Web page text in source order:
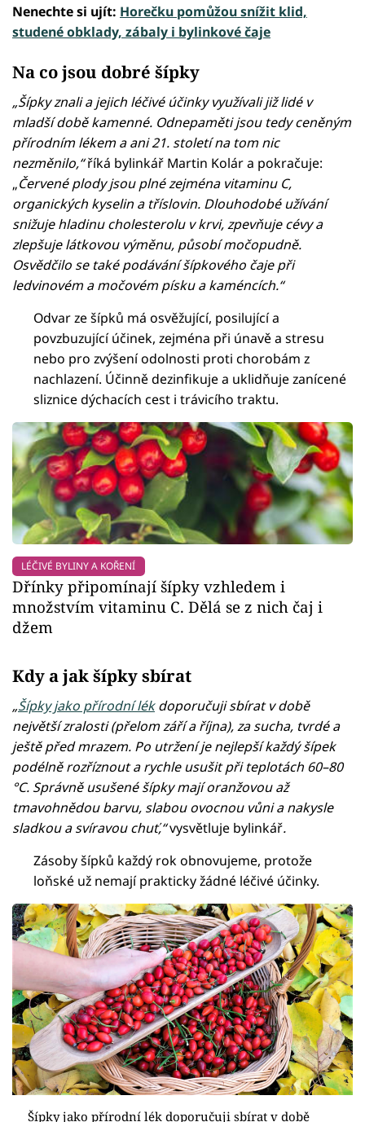
Nenechte si ujít: Horečku pomůžou snížit klid,
studené obklady, zábaly i bylinkové čaje
Na co jsou dobré šípky
„Šípky znali a jejich léčivé účinky využívali již lidé v
mladší době kamenné. Odnepaměti jsou tedy ceněným
přírodním lékem a ani 21. století na tom nic
nezměnilo,“říká bylinkář Martin Kolár a pokračuje:
„Červené plody jsou plné zejména vitaminu C,
organických kyselin a tříslovin. Dlouhodobé užívání
snižuje hladinu cholesterolu v krvi, zpevňuje cévy a
zlepšuje látkovou výměnu, působí močopudně.
Osvědčilo se také podávání šípkového čaje při
ledvinovém a močovém písku a kaméncích.“
Odvar ze šípků má osvěžující, posilující a
povzbuzující účinek, zejména při únavě a stresu
nebo pro zvýšení odolnosti proti chorobám z
nachlazení. Účinně dezinfikuje a uklidňuje zanícené
sliznice dýchacích cest i trávicího traktu.
LÉČIVÉ BYLINY A KOŘENÍ
Dřínky připomínají šípky vzhledem i
množstvím vitaminu C. Dělá se z nich čaj i
džem
Kdy a jak šípky sbírat
„Šípky jako přírodní lékdoporučuji sbírat v době
největší zralosti (přelom září a října), za sucha, tvrdé a
ještě před mrazem. Po utržení je nejlepší každý šípek
podélně rozříznout a rychle usušit při teplotách 60–80
°C. Správně usušené šípky mají oranžovou až
tmavohnědou barvu, slabou ovocnou vůni a nakysle
sladkou a svíravou chuť,“vysvětluje bylinkář.
Zásoby šípků každý rok obnovujeme, protože
loňské už nemají prakticky žádné léčivé účinky.
Šípky jako přírodní lék doporučuji sbírat v době